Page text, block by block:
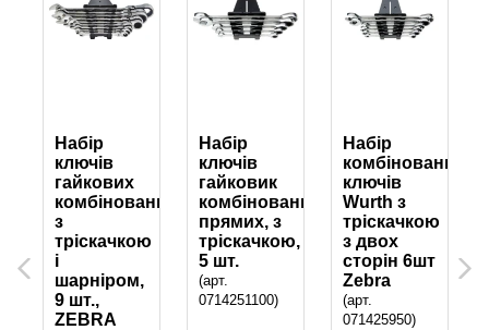
Previous
Набір
ключів
гайкових
комбінованих
з
тріскачкою
і
шарніром,
9 шт.,
ZEBRA
Набір
ключів
гайковик
комбінованих,
прямих, з
тріскачкою,
5 шт.
(арт.
0714251100)
Набір
комбінованих
ключів
Wurth з
тріскачкою
з двох
сторін 6шт
Zebra
(арт.
071425950)
Next